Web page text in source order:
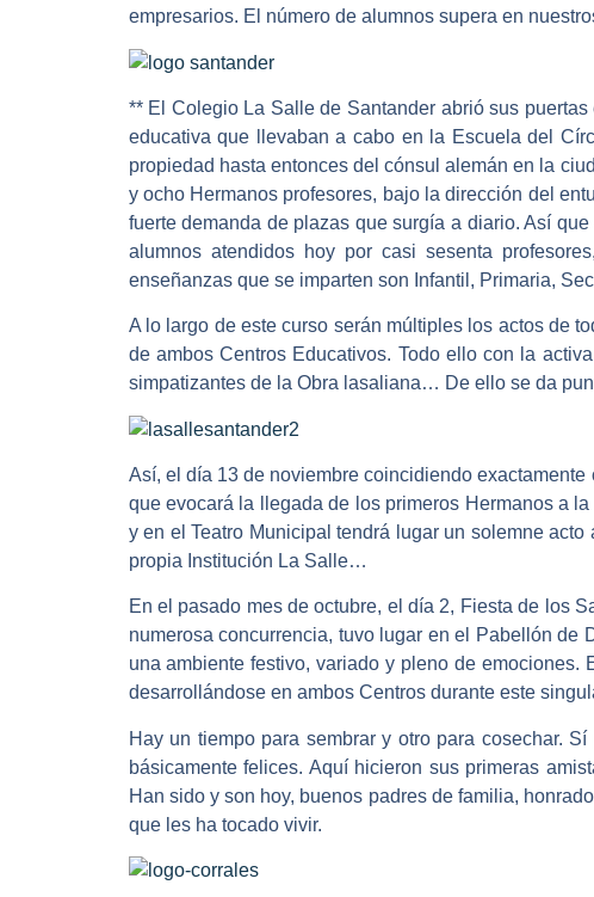
empresarios. El número de alumnos supera en
** El Colegio La Salle de Santander abrió sus
educativa que llevaban a cabo en la Escuela del
propiedad hasta entonces del cónsul alemán en la
y ocho Hermanos profesores, bajo la dirección del
fuerte demanda de plazas que surgía a diario. Así
alumnos atendidos hoy por casi sesenta
enseñanzas que se imparten son Infantil, Primaria,
A lo largo de este curso serán múltiples los actos de
de ambos Centros Educativos. Todo ello con la
simpatizantes de la Obra lasaliana… De ello se da
Así, el día 13 de noviembre coincidiendo
que evocará la llegada de los primeros Hermanos a
y en el Teatro Municipal tendrá lugar un solemne
propia Institución La Salle…
En el pasado mes de octubre, el día 2, Fiesta de los
numerosa concurrencia, tuvo lugar en el Pabellón
una ambiente festivo, variado y pleno de
desarrollándose en ambos Centros durante este
Hay un tiempo para sembrar y otro para cosechar.
básicamente felices. Aquí hicieron sus primeras
Han sido y son hoy, buenos padres de familia,
que les ha tocado vivir.